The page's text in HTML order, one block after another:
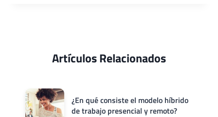
Artículos Relacionados
¿En qué consiste el modelo híbrido
de trabajo presencial y remoto?